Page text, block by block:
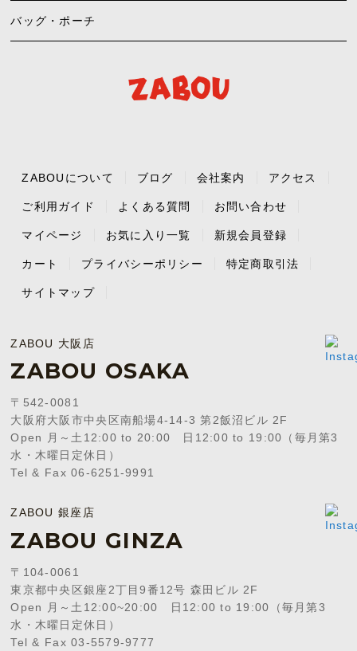
バッグ・ポーチ
ZABOUについて ブログ 会社案内 アクセス
ご利用ガイド よくある質問 お問い合わせ
マイページ お気に入り一覧 新規会員登録
カート プライバシーポリシー 特定商取引法
サイトマップ
ZABOU 大阪店
ZABOU OSAKA
〒542-0081
大阪府大阪市中央区南船場4-14-3 第2飯沼ビル 2F
Open 月～土12:00 to 20:00 日12:00 to 19:00（毎月第3
水・木曜日定休日）
Tel & Fax 06-6251-9991
ZABOU 銀座店
ZABOU GINZA
〒104-0061
東京都中央区銀座2丁目9番12号 森田ビル 2F
Open 月～土12:00~20:00 日12:00 to 19:00（毎月第3
水・木曜日定休日）
Tel & Fax 03-5579-9777